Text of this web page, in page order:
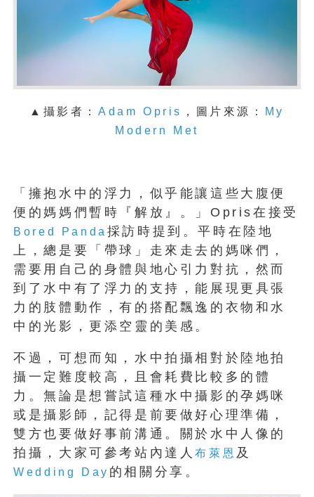
▲攝影者：Adam Opris ，圖片來源：
My
Modern Met
「擁抱水中的浮力，似乎能讓這些大腹便
便的媽媽們暫時『解放』。」Opris在接受
Bored Panda 採訪時提到。平時在陸地
上，總是要「帶球」走來走去的媽咪們，
需要用自己的身體與地心引力對抗，然而
到了水中有了浮力的支持，能展現更具張
力的肢體動作，有的搭配飄逸的衣物和水
中的光影，更添空靈的美感。
不過，可想而知，水中拍攝相對於陸地拍
攝一定難度較高，且會耗費比較多的體
力。無論是想嘗試這種水中攝影的孕媽咪
或是攝影師，記得是前要做好心理準備，
雙方也要做好事前溝通。關於水中人像的
拍攝，大家可參考站內達人布萊恩 及
Wedding Day 的相關分享。